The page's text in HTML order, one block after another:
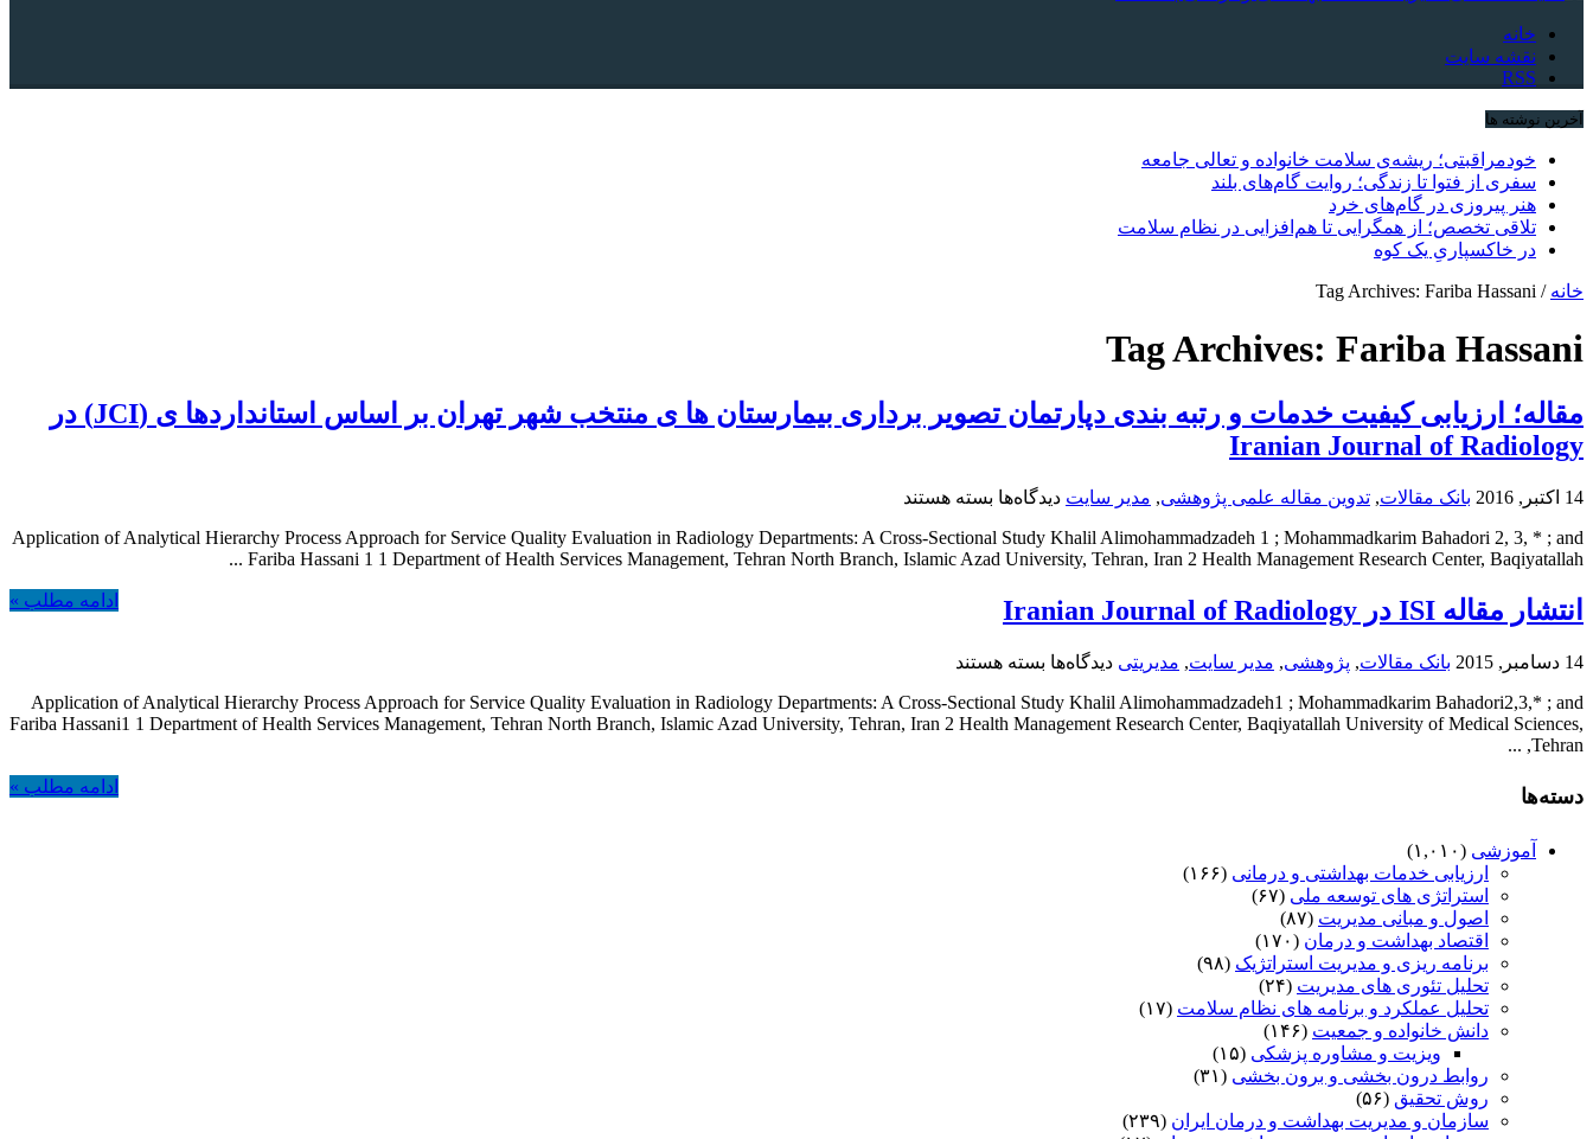
خانه
نقشه سایت
RSS
آخرین نوشته ها
خودمراقبتی؛ ریشه‌ی سلامت خانواده و تعالی جامعه
سفری از فتوا تا زندگی؛ روایت گام‌های بلند
هنر پیروزی در گام‌های خرد
تلاقی تخصص؛ از همگرایی تا هم‌افزایی در نظام سلامت
در خاکسپاریِ یک کوه
خانه /
Tag Archives: Fariba Hassani
Tag Archives: Fariba Hassani
مقاله؛ ارزیابی كيفيت خدمات و رتبه بندی دپارتمان تصویر برداری بیمارستان ها ی منتخب شهر تهران بر اساس استانداردها ی (JCI) در
Iranian Journal of Radiology
14 اکتبر, 2016 بانک مقالات, تدوین مقاله علمی پژوهشی, مدیر سایت دیدگاه‌ها برای
ارزیابی
كيفيت
بندی
دپارتمان
تصویر
برداری
بسته هستند
Application of Analytical Hierarchy Process Approach for Service Quality Evaluation in Radiology Departments: A Cross-Sectional Study Khalil Alimohammadzadeh 1 ; Mohammadkarim Bahadori 2, 3, * ; and
Fariba Hassani 1 1 Department of Health Services Management, Tehran North Branch, Islamic Azad University, Tehran, Iran 2 Health Management Research Center, Baqiyatallah ...
ادامه مطلب » انتشار مقاله ISI در Iranian Journal of Radiology
14 دسامبر, 2015 بانک مقالات, پژوهشی, مدیر سایت, مدیریتی دیدگاه‌ها برای
مقاله
ISI
بسته هستند
Application of Analytical Hierarchy Process Approach for Service Quality Evaluation in Radiology Departments: A Cross-Sectional Study Khalil Alimohammadzadeh1 ; Mohammadkarim Bahadori2,3,* ; and
Fariba Hassani1 1 Department of Health Services Management, Tehran North Branch, Islamic Azad University, Tehran, Iran 2 Health Management Research Center, Baqiyatallah University of Medical Sciences,
Tehran, ...
ادامه مطلب » دسته‌ها
آموزشی (۱,۰۱۰)
ارزیابی خدمات بهداشتی و درمانی (۱۶۶)
استراتژی های توسعه ملی (۶۷)
اصول و مبانی مدیریت (۸۷)
اقتصاد بهداشت و درمان (۱۷۰)
برنامه ریزی و مدیریت استراتژیک (۹۸)
تحلیل تئوری های مدیریت (۲۴)
تحلیل عملکرد و برنامه های نظام سلامت (۱۷)
دانش خانواده و جمعیت (۱۴۶)
ویزیت و مشاوره پزشکی (۱۵)
روابط درون بخشی و برون بخشی (۳۱)
روش تحقیق (۵۶)
سازمان و مدیریت بهداشت و درمان ایران (۲۳۹)